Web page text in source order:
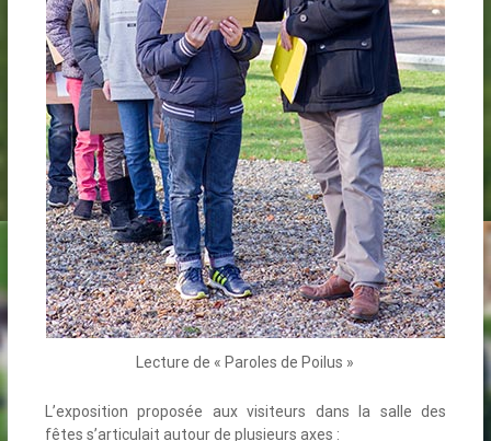
Lecture de « Paroles de Poilus »
L’exposition proposée aux visiteurs dans la salle des
fêtes s’articulait autour de plusieurs axes :